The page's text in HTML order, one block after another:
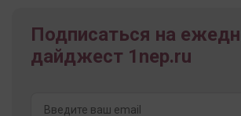
Подписаться на
дайджест 1nep.ru